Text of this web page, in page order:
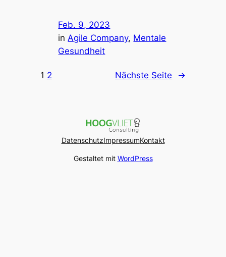
Feb. 9, 2023
inAgile Company, Mentale
Gesundheit
1 2 Nächste Seite →
DatenschutzImpressumKontakt
Gestaltet mit WordPress